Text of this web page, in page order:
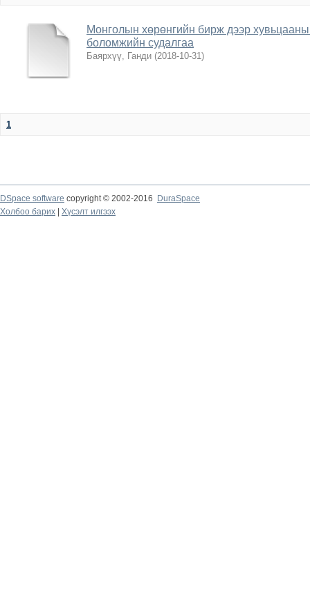
Монголын хөрөнгийн бирж дээр хувьцааны
боломжийн судалгаа
Баярхүү, Ганди (2018-10-31)
1
DSpace software copyright © 2002-2016
DuraSpace
Холбоо барих
Хүсэлт илгээх